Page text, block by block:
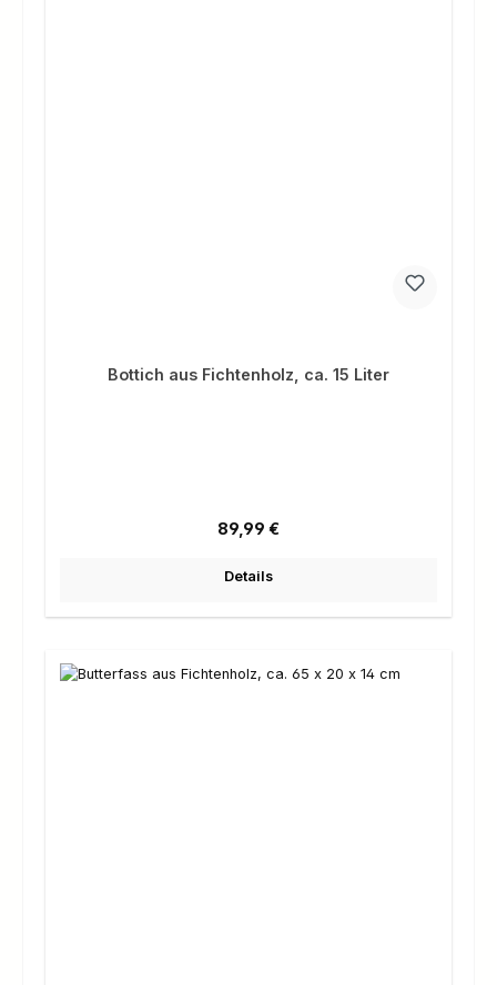
Bottich aus Fichtenholz, ca. 15 Liter
Regulärer Preis:
89,99 €
Details